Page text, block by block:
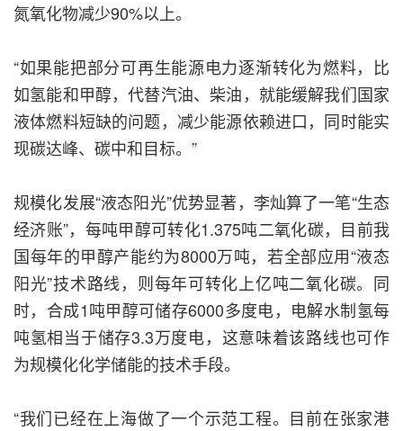
氮氧化物减少90%以上。
“如果能把部分可再生能源电力逐渐转化为燃料，比
如氢能和甲醇，代替汽油、柴油，就能缓解我们国家
液体燃料短缺的问题，减少能源依赖进口，同时能实
现碳达峰、碳中和目标。”
规模化发展“液态阳光”优势显著，李灿算了一笔“生态
经济账”，每吨甲醇可转化1.375吨二氧化碳，目前我
国每年的甲醇产能约为8000万吨，若全部应用“液态
阳光”技术路线，则每年可转化上亿吨二氧化碳。同
时，合成1吨甲醇可储存6000多度电，电解水制氢每
吨氢相当于储存3.3万度电，这意味着该路线也可作
为规模化化学储能的技术手段。
“我们已经在上海做了一个示范工程。目前在张家港